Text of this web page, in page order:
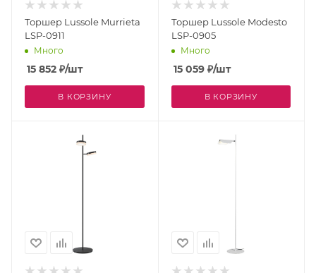
Торшер Lussole Murrieta
LSP-0911
Много
15 852 ₽/шт
В КОРЗИНУ
Торшер Lussole Modesto
LSP-0905
Много
15 059₽/шт
В КОРЗИНУ